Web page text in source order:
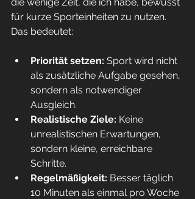
für kurze Sporteinheiten zu nutzen.
Das bedeutet:
Priorität setzen: Sport wird nicht
als zusätzliche Aufgabe gesehen,
sondern als notwendiger
Ausgleich.
Realistische Ziele: Keine
unrealistischen Erwartungen,
sondern kleine, erreichbare
Schritte.
Regelmäßigkeit: Besser täglich
10 Minuten als einmal pro Woche